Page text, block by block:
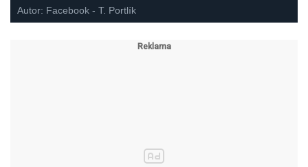
Autor: Facebook - T. Portlík